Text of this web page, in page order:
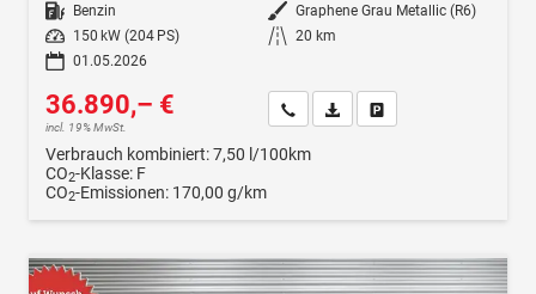
Kraftstoff Benzin Außenfarbe Graphene Grau Metallic (R6)
Leistung
150 kW (204 PS) Kilometerstand 20 km
01.05.2026
36.890,– €
incl. 19% MwSt.
Wir rufen Sie anFahrzeugexposé (PDF)
Verbrauch kombiniert:7,50 l/100km
CO2-Klasse: F
CO2-Emissionen: 170,00 g/km